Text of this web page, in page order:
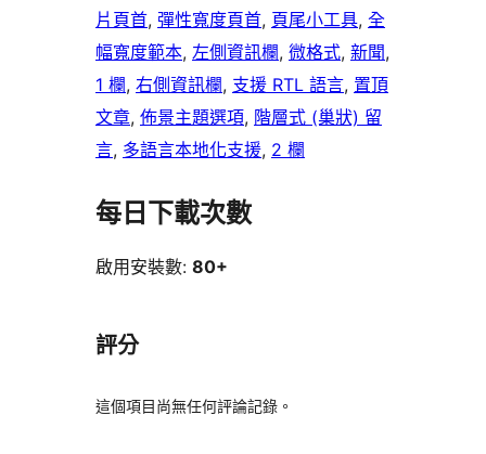
片頁首, 彈性寬度頁首, 頁尾小工具, 全
幅寬度範本, 左側資訊欄, 微格式, 新聞
1 欄, 右側資訊欄, 支援 RTL 語言, 置頂
文章, 佈景主題選項, 階層式 (巢狀) 留
言, 多語言本地化支援, 2 欄
每日下載次數
啟用安裝數: 80+
評分
這個項目尚無任何評論記錄。